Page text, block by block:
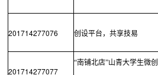
201714277076 创设平台，共享技易
201714277077
“南铺北店”山青大学生微创